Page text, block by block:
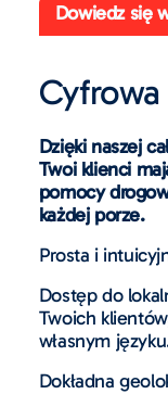
Dowiedz się
Dzięki naszej
Twoi klienci
pomocy
każdej porze.
Prosta i
Dostęp do
Twoich
własnym
Dokładna